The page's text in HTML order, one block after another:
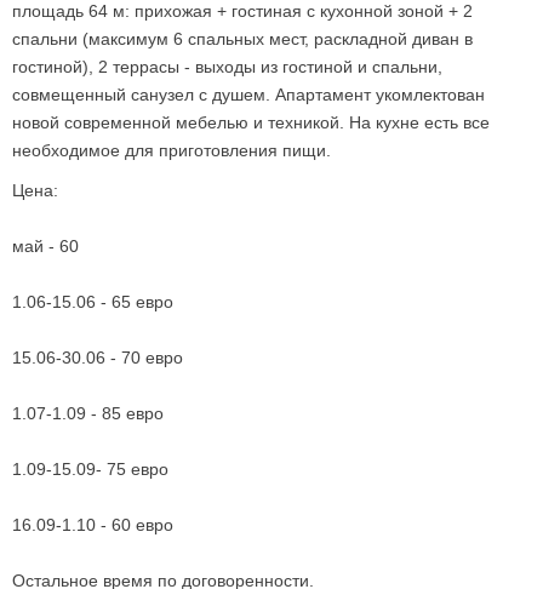
площадь 64 м: прихожая + гостиная с кухонной зоной + 2
спальни (максимум 6 спальных мест, раскладной диван в
гостиной), 2 террасы - выходы из гостиной и спальни,
совмещенный санузел с душем. Апартамент укомлектован
новой современной мебелью и техникой. На кухне есть все
необходимое для приготовления пищи.
Цена:
май - 60
1.06-15.06 - 65 евро
15.06-30.06 - 70 евро
1.07-1.09 - 85 евро
1.09-15.09- 75 евро
16.09-1.10 - 60 евро
Остальное время по договоренности.